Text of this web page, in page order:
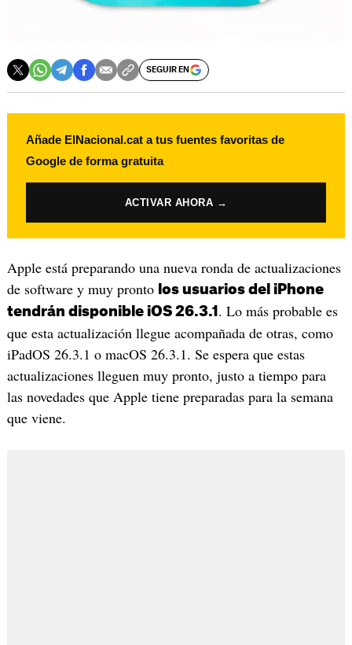
SEGUIR EN
Añade ElNacional.cat a tus fuentes favoritas de
Google de forma gratuita
ACTIVAR AHORA →
Apple está preparando una nueva ronda de actualizaciones
de software y muy pronto los usuarios del iPhone
tendrán disponible iOS 26.3.1 . Lo más probable es
que esta actualización llegue acompañada de otras, como
iPadOS 26.3.1 o macOS 26.3.1. Se espera que estas
actualizaciones lleguen muy pronto, justo a tiempo para
las novedades que Apple tiene preparadas para la semana
que viene.